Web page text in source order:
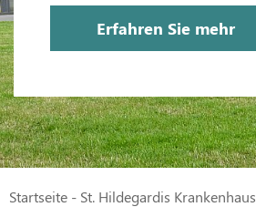
Erfahren Sie mehr
Startseite - St. Hildegardis Krankenhaus